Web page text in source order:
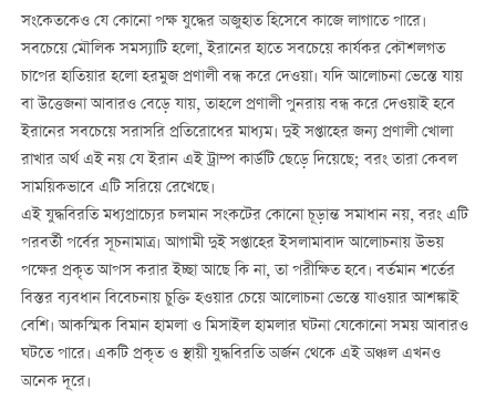
সংকেতকেও যে কোনো পক্ষ যুদ্ধের অজুহাত হিসেবে কাজে লাগাতে পারে।
সবচেয়ে মৌলিক সমস্যাটি হলো, ইরানের হাতে সবচেয়ে কার্যকর কৌশলগত
চাপের হাতিয়ার হলো হরমুজ প্রণালী বন্ধ করে দেওয়া। যদি আলোচনা ভেস্তে যায়
বা উত্তেজনা আবারও বেড়ে যায়, তাহলে প্রণালী পুনরায় বন্ধ করে দেওয়াই হবে
ইরানের সবচেয়ে সরাসরি প্রতিরোধের মাধ্যম। দুই সপ্তাহের জন্য প্রণালী খোলা
রাখার অর্থ এই নয় যে ইরান এই ট্রাম্প কার্ডটি ছেড়ে দিয়েছে; বরং তারা কেবল
সাময়িকভাবে এটি সরিয়ে রেখেছে।
এই যুদ্ধবিরতি মধ্যপ্রাচ্যের চলমান সংকটের কোনো চূড়ান্ত সমাধান নয়, বরং এটি
পরবর্তী পর্বের সূচনামাত্র। আগামী দুই সপ্তাহের ইসলামাবাদ আলোচনায় উভয়
পক্ষের প্রকৃত আপস করার ইচ্ছা আছে কি না, তা পরীক্ষিত হবে। বর্তমান শর্তের
বিস্তর ব্যবধান বিবেচনায় চুক্তি হওয়ার চেয়ে আলোচনা ভেস্তে যাওয়ার আশঙ্কাই
বেশি। আকস্মিক বিমান হামলা ও মিসাইল হামলার ঘটনা যেকোনো সময় আবারও
ঘটতে পারে। একটি প্রকৃত ও স্থায়ী যুদ্ধবিরতি অর্জন থেকে এই অঞ্চল এখনও
অনেক দূরে।